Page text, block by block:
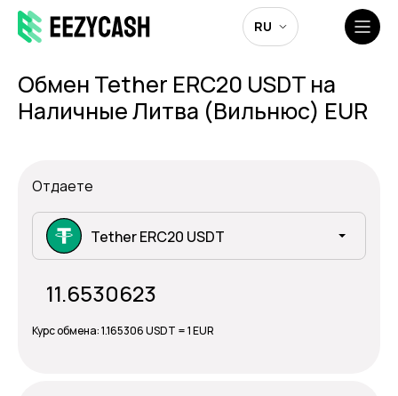
RU
Обмен Tether ERC20 USDT на
Наличные Литва (Вильнюс) EUR
Отдаете
Tether ERC20 USDT
Курс обмена:1.165306 USDT = 1 EUR